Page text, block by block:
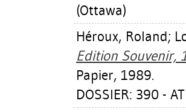
(Ottawa)
Héroux, Roland;
Edition Souvenir,
Papier, 1989.
DOSSIER: 390 -